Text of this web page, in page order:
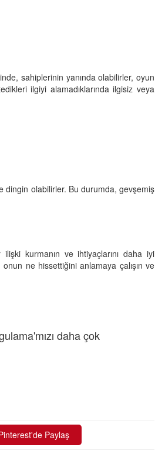
sahiplerinin yanında olabilirler, oyun
ilgiyi alamadıklarında ilgisiz veya
dingin olabilirler. Bu durumda, gevşemiş
ilişki kurmanın ve ihtiyaçlarını daha iyi
onun ne hissettiğini anlamaya çalışın ve
daha çok
Paylaş